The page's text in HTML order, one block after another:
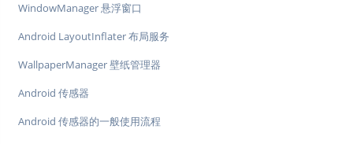
WindowManager 悬浮窗口
Android LayoutInflater 布局服务
WallpaperManager 壁纸管理器
Android 传感器
Android 传感器的一般使用流程